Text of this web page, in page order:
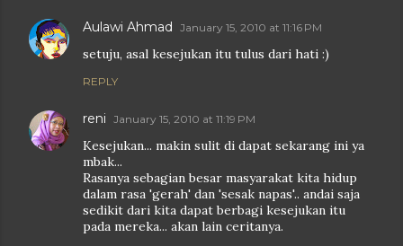
Aulawi Ahmad January 15, 2010 at 11:16 PM
setuju, asal kesejukan itu tulus dari hati :)
REPLY
reni January 15, 2010 at 11:19 PM
Kesejukan... makin sulit di dapat sekarang ini ya
mbak...
Rasanya sebagian besar masyarakat kita hidup
dalam rasa 'gerah' dan 'sesak napas'.. andai saja
sedikit dari kita dapat berbagi kesejukan itu
pada mereka... akan lain ceritanya.